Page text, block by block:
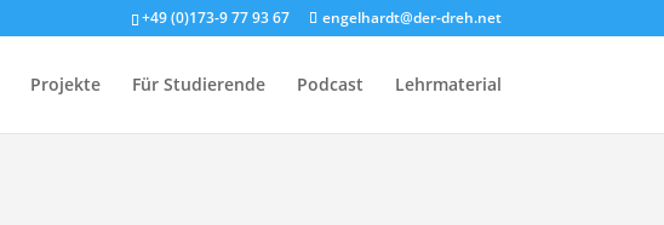
+49 (0)173-9 77 93 67 engelhardt@der-dreh.net
Projekte Für Studierende Podcast Lehrmaterial